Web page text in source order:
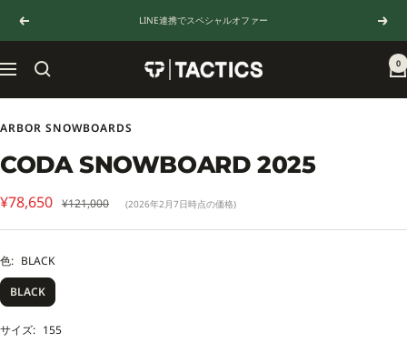
テ
ン
ツ
へ
キ
ッ
プ
戻
る
LINE連携でスペシャルオファー
次
へ
ナ
ー
ョ
TACTICS
JAPAN
0
ARBOR SNOWBOARDS
CODA SNOWBOARD 2025
セ
ー
価
格
¥78,650 通
¥121,000 (2026年2月7日時点の価格)
色: BLACK
BLACK
サイズ: 155